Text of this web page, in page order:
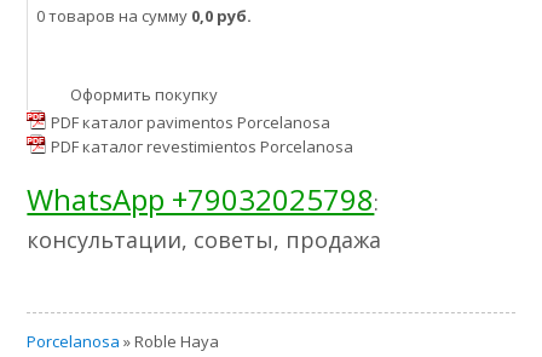
0 товаров на сумму 0,0 руб.
Оформить покупку
PDF каталог pavimentos Porcelanosa
PDF каталог revestimientos Porcelanosa
WhatsApp +79032025798:
консультации, советы, продажа
Porcelanosa » Roble Haya